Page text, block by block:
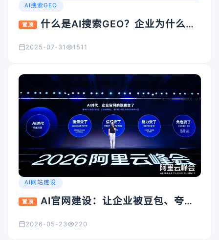
AI搜索GEO
置顶
什么是AI搜索GEO？企业为什么要
2025-07-31 1511
AI网站建设
置顶
AI官网建设：让企业被豆包、夸
2026-05-23 220